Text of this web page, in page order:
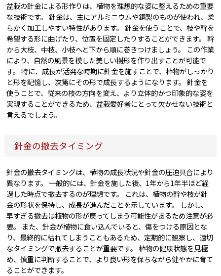
盆栽の針金による形作りは、植物を理想的な姿に整えるための重要
な技術です。 針金は、主にアルミニウムや銅製のものが使われ、柔
らかく加工しやすい特性があります。 針金を使うことで、枝や幹を
希望する形に曲げたり、位置を固定したりすることができます。 幹
から大枝、中枝、小枝へと下から順に巻きつけましょう。 この作業
により、自然の風景を模した美しい樹形を作り出すことが可能で
す。 特に、成長が活発な時期に針金を施すことで、植物がしっかり
と形を記憶し、次第にその形で成長するようになります。 針金を
使うことで、従来の枝の方向を変え、より立体的かつ印象的な姿を
実現することができるため、盆栽愛好者にとって欠かせない技術と
言えるでしょう。
針金の撤去タイミング
針金の撤去タイミングは、植物の成長状況や針金の圧迫具合により
異なります。 一般的には、針金を施した後、1年から1年半ほど経
過した時点で撤去するのが理想です。 これは、植物の幹や枝が針
金の形状を保持し、成長が進んだことを示しています。 しかし、
早すぎる撤去は植物の形が戻ってしまう可能性があるため注意が必
要。 また、針金が植物に食い込んでいると、傷をつける原因とな
り、最終的に枯れてしまうこともあるため、定期的に観察し、適切
なタイミングで撤去することが重要です。 植物の健康状態を見極
め、慎重に判断することで、より良い形を保ちながら健やかに育て
ることができます。